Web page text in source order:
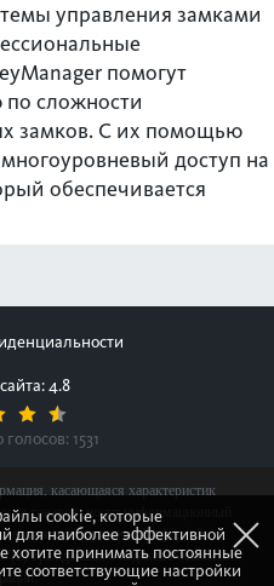
управления замками
помогут
сложности
замков. С их помощью
доступ на
обеспечивается
4.8
голосов: 1531
касающаяся характеристик
товаров, носит информационный
не является публичной офертой,
Гражданского кодекса Российской
cookie, которые
для наиболее эффективной
хотите принимать постоянные
соответствующие настройки